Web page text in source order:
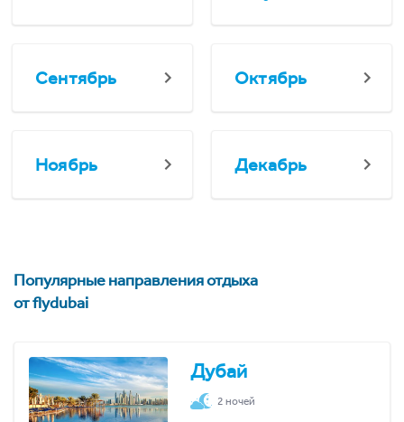
Сентябрь Октябрь
Ноябрь Декабрь
Популярные направления отдыха
от flydubai
Дубай
2 ночей